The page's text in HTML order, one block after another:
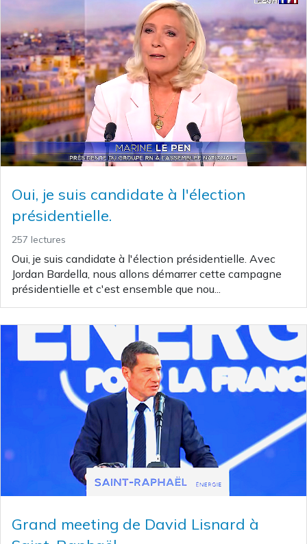
Oui, je suis candidate à l'élection
présidentielle.
257 lectures
Oui, je suis candidate à l'élection présidentielle. Avec
Jordan Bardella, nous allons démarrer cette campagne
présidentielle et c'est ensemble que nou...
Grand meeting de David Lisnard à